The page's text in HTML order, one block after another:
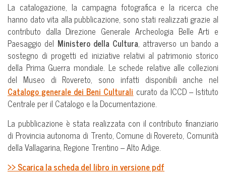
La catalogazione, la campagna fotografica e la ricerca che
hanno dato vita alla pubblicazione, sono stati realizzati grazie al
contributo dalla Direzione Generale Archeologia Belle Arti e
Paesaggio del Ministero della Cultura, attraverso un bando a
sostegno di progetti ed iniziative relativi al patrimonio storico
della Prima Guerra mondiale. Le schede relative alle collezioni
del Museo di Rovereto, sono infatti disponibili anche nel
Catalogo generale dei Beni Culturali curato da ICCD – Istituto
Centrale per il Catalogo e la Documentazione.
La pubblicazione è stata realizzata con il contributo finanziario
di Provincia autonoma di Trento, Comune di Rovereto, Comunità
della Vallagarina, Regione Trentino – Alto Adige.
>> Scarica la scheda del libro in versione pdf